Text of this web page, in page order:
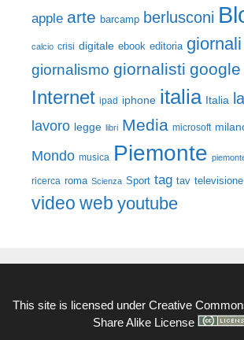
apple arte barcamp berlusconi
calcio crisi digitale ebook editoria giornali
giornalismo giornalisti google
Internet ipad iphone italia Italia
lavoro legge libri Media microsoft
Mondo musica Piemonte
ricerca roma Scienza Sport tag tav televisione
video web youtube
This site is licensed under Creative
Share Alike License